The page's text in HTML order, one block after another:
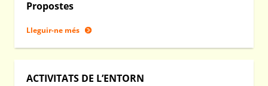
Propostes
Lleguir-ne més
ACTIVITATS DE L’ENTORN